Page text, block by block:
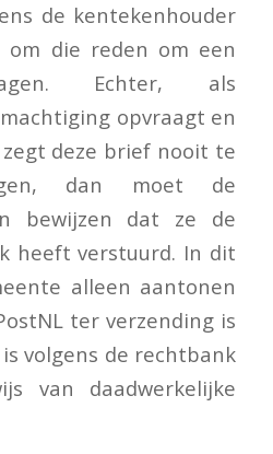
de kentekenhouder
om die reden om een
Echter, als
opvraagt en
deze brief nooit te
dan moet de
bewijzen dat ze de
heeft verstuurd. In dit
alleen aantonen
ter verzending is
volgens de rechtbank
van daadwerkelijke